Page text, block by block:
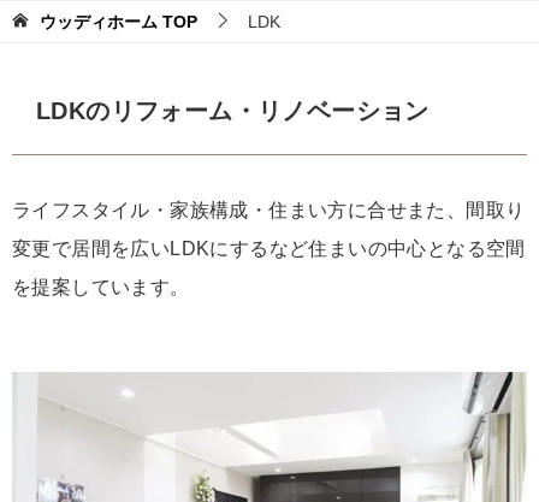
ウッディホーム TOP LDK
LDKのリフォーム・リノベーション
ライフスタイル・家族構成・住まい方に合せまた、間取り
変更で居間を広いLDKにするなど住まいの中心となる空間
を提案しています。